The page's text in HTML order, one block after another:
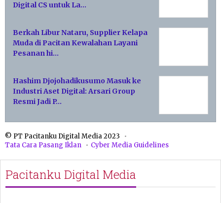
Digital CS untuk La…
Berkah Libur Nataru, Supplier Kelapa
Muda di Pacitan Kewalahan Layani
Pesanan hi…
Hashim Djojohadikusumo Masuk ke
Industri Aset Digital: Arsari Group
Resmi Jadi P…
© PT Pacitanku Digital Media 2023
Tata Cara Pasang Iklan
Cyber Media Guidelines
Pacitanku Digital Media